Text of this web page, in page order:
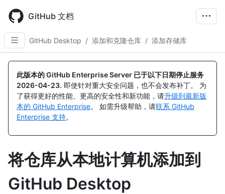
main
content
GitHub 文档
GitHub Desktop / 添加和克隆仓库 / 添加存储库
此版本的 GitHub Enterprise Server 已于以下日期停止服务
2026-04-23. 即使针对重大安全问题，也不会发布补丁。 为
了获得更好的性能、更高的安全性和新功能，请升级到最新版
本的 GitHub Enterprise。 如需升级帮助，请联系 GitHub
Enterprise 支持。
将仓库从本地计算机添加到
GitHub Desktop